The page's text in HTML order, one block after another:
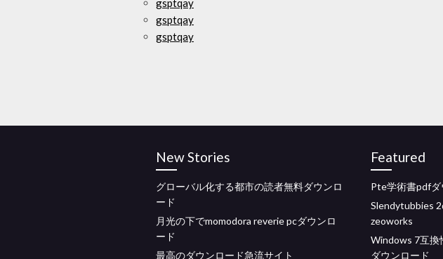
gsptqay
gsptqay
gsptqay
New Stories
グローバル化する都市の読者無料ダウンロ
ード
月光の下でmomodora reverie pcダウンロ
ード
最高のダウンロード急流サイト
Featured
Pte学術書pdfダ
Slendytubbies
zeoworks
Windows 7互換
ダウンロード